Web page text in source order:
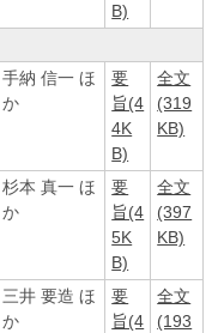
B)
手納 信一 ほ
か
要
旨(4
4K
B)
全文
(319
KB)
杉本 真一 ほ
か
要
旨(4
5K
B)
全文
(397
KB)
三井 要造 ほ
か
要
旨(4
全文
(193